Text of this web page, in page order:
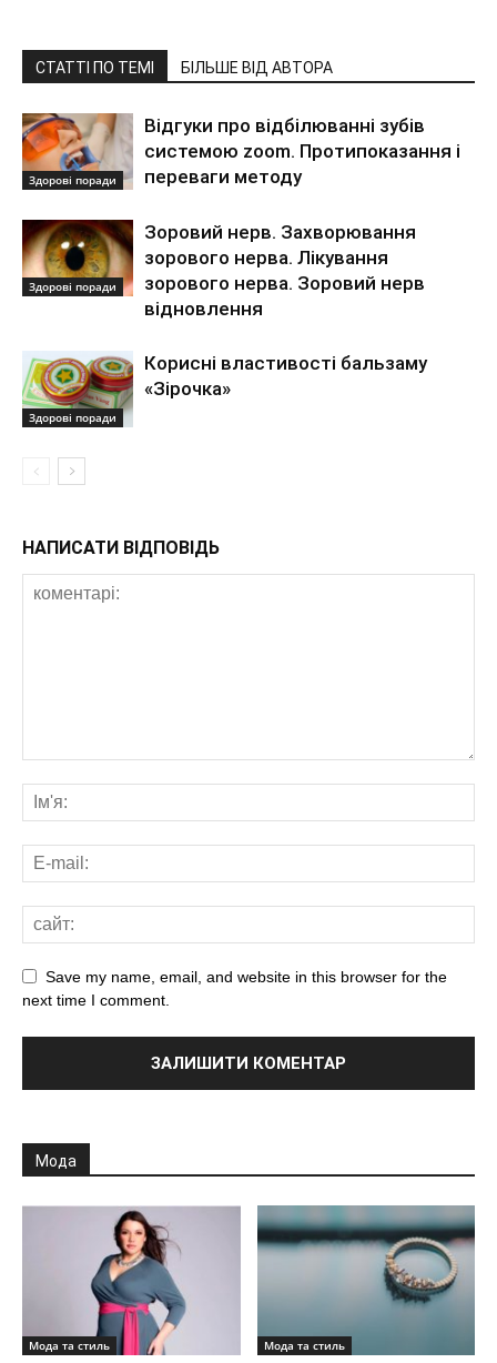
СТАТТІ ПО ТЕМІ БІЛЬШЕ ВІД АВТОРА
Здорові поради
Відгуки про відбілюванні зубів
системою zoom. Протипоказання і
переваги методу
Здорові поради
Зоровий нерв. Захворювання
зорового нерва. Лікування
зорового нерва. Зоровий нерв
відновлення
Здорові поради
Корисні властивості бальзаму
«Зірочка»
НАПИСАТИ ВІДПОВІДЬ
Save my name, email, and website in this browser for the
next time I comment.
Мода
Мода та стиль Мода та стиль